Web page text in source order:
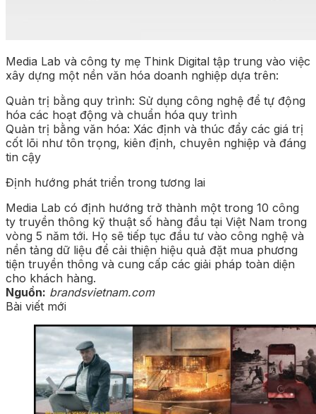
Media Lab và công ty mẹ Think Digital tập trung vào việc
xây dựng một nền văn hóa doanh nghiệp dựa trên:
Quản trị bằng quy trình: Sử dụng công nghệ để tự động
hóa các hoạt động và chuẩn hóa quy trình
Quản trị bằng văn hóa: Xác định và thúc đẩy các giá trị
cốt lõi như tôn trọng, kiên định, chuyên nghiệp và đáng
tin cậy
Định hướng phát triển trong tương lai
Media Lab có định hướng trở thành một trong 10 công
ty truyền thông kỹ thuật số hàng đầu tại Việt Nam trong
vòng 5 năm tới. Họ sẽ tiếp tục đầu tư vào công nghệ và
nền tảng dữ liệu để cải thiện hiệu quả đặt mua phương
tiện truyền thông và cung cấp các giải pháp toàn diện
cho khách hàng.
Nguồn: brandsvietnam.com
Bài viết mới